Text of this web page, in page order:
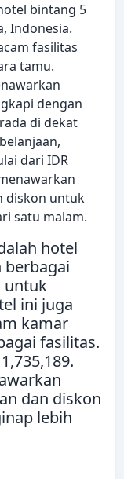
bintang 5
Indonesia.
fasilitas
tamu.
dengan
di dekat
dari IDR
diskon untuk
satu malam.
hotel
berbagai
untuk
ini juga
kamar
fasilitas.
dan diskon
lebih